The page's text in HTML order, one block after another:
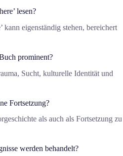
lesen?
kann eigenständig stehen, bereichert
prominent?
Sucht, kulturelle Identität und
Fortsetzung?
als auch als Fortsetzung zu
werden behandelt?